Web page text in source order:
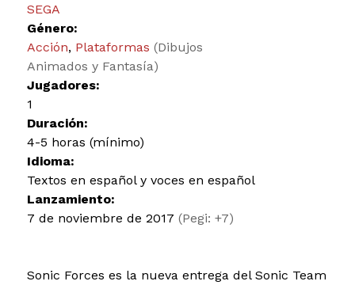
SEGA
Género:
Acción, Plataformas (Dibujos
Animados y Fantasía)
Jugadores:
1
Duración:
4-5 horas (mínimo)
Idioma:
Textos en español y voces en español
Lanzamiento:
7 de noviembre de 2017 (Pegi: +7)
Sonic Forces es la nueva entrega del Sonic Team